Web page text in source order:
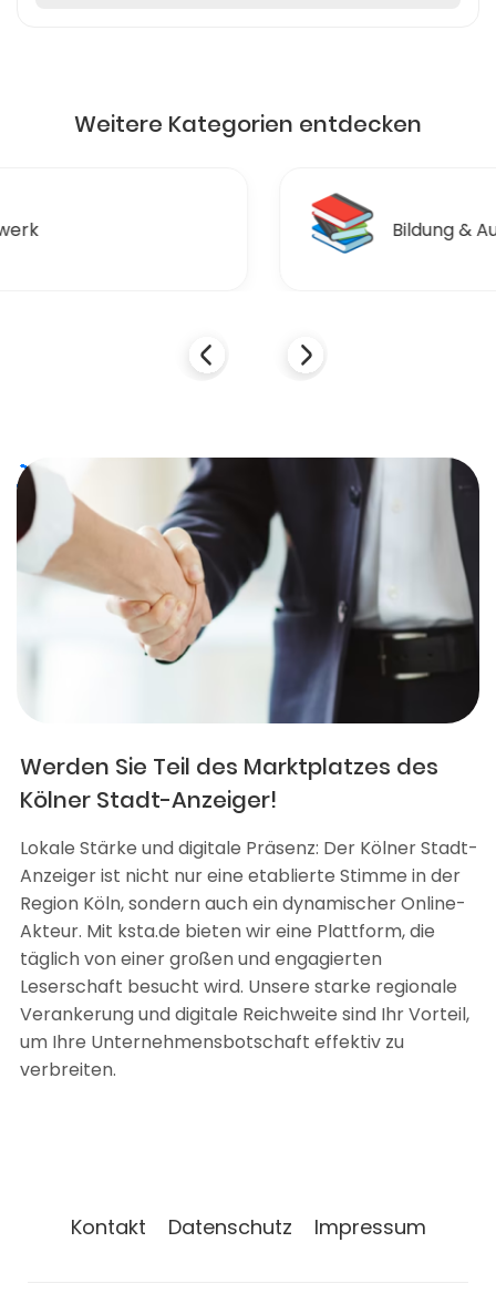
Weitere Kategorien entdecken
Bildung & Ausbildungen
Werden Sie Teil des Marktplatzes des
Kölner Stadt-Anzeiger!
Lokale Stärke und digitale Präsenz: Der Kölner Stadt-
Anzeiger ist nicht nur eine etablierte Stimme in der
Region Köln, sondern auch ein dynamischer Online-
Akteur. Mit ksta.de bieten wir eine Plattform, die
täglich von einer großen und engagierten
Leserschaft besucht wird. Unsere starke regionale
Verankerung und digitale Reichweite sind Ihr Vorteil,
um Ihre Unternehmensbotschaft effektiv zu
verbreiten.
Kontakt Datenschutz Impressum